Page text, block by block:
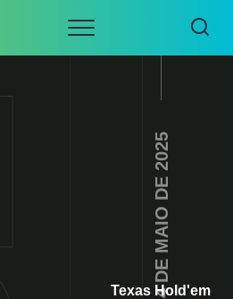
4 DE MAIO DE 2025
Texas Hold'em